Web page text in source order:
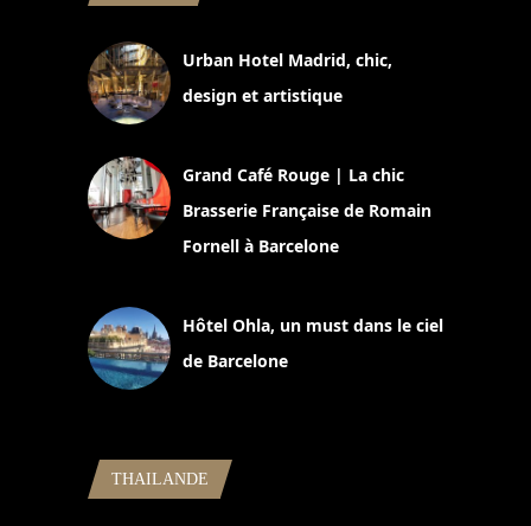
Urban Hotel Madrid, chic,
design et artistique
Grand Café Rouge | La chic
Brasserie Française de Romain
Fornell à Barcelone
Hôtel Ohla, un must dans le ciel
de Barcelone
THAILANDE